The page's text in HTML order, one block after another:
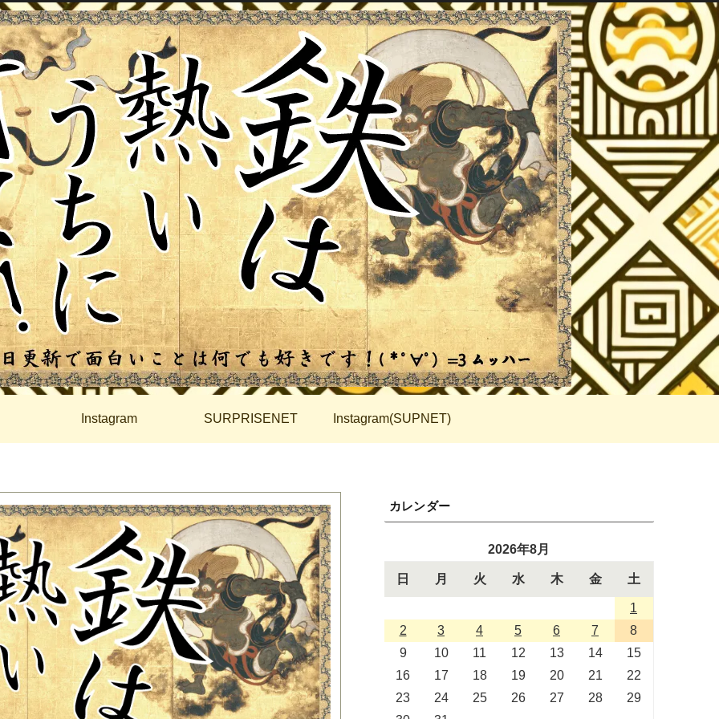
Instagram SURPRISENET Instagram(SUPNET)
カレンダー
2026年8月
日 月 火 水 木 金 土
1
2
3 4 5 6 7
8
9
10 11 12 13 14
15
16
17 18 19 20 21
22
23
24 25 26 27 28
29